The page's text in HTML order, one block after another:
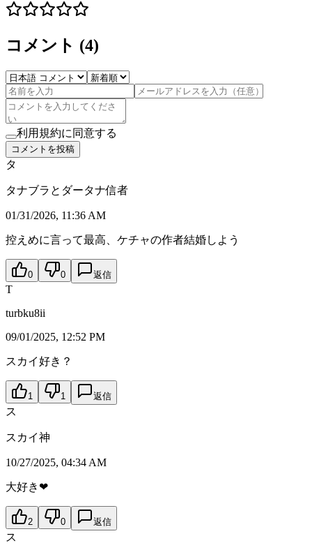
コメント (4)
利用規約に同意する
コメントを投稿
タ
タナブラとダータナ信者
01/31/2026, 11:36 AM
控えめに言って最高、ケチャの作者結婚しよう
0 0 返信
T
turbku8ii
09/01/2025, 12:52 PM
スカイ好き？
1 1 返信
ス
スカイ神
10/27/2025, 04:34 AM
大好き❤
2 0 返信
ス